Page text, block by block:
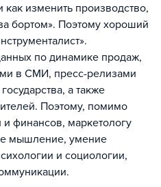
как изменить производство,
бортом». Поэтому хороший
по динамике продаж,
в СМИ, пресс-релизами
а также
Поэтому, помимо
финансов, маркетологу
мышление, умение
и социологии,